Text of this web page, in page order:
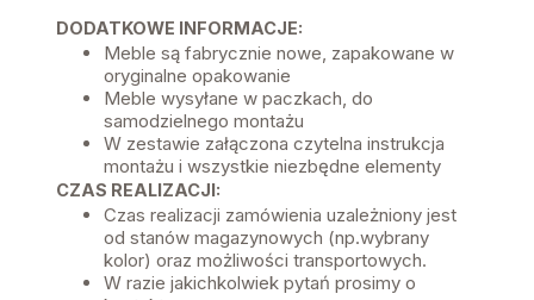
DODATKOWE INFORMACJE:
Meble są fabrycznie nowe, zapakowane w
oryginalne opakowanie
Meble wysyłane w paczkach, do
samodzielnego montażu
W zestawie załączona czytelna instrukcja
montażu i wszystkie niezbędne elementy
CZAS REALIZACJI:
Czas realizacji zamówienia uzależniony jest
od stanów magazynowych (np.wybrany
kolor) oraz możliwości transportowych.
W razie jakichkolwiek pytań prosimy o